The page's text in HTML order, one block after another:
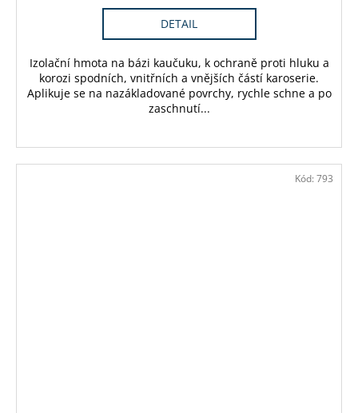
DETAIL
Izolační hmota na bázi kaučuku, k ochraně proti hluku a
korozi spodních, vnitřních a vnějších částí karoserie.
Aplikuje se na nazákladované povrchy, rychle schne a po
zaschnutí...
Kód: 793